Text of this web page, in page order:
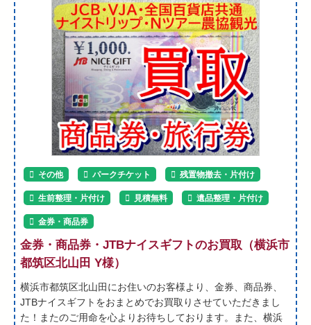
その他 パークチケット 残置物撤去・片付け
生前整理・片付け 見積無料 遺品整理・片付け
金券・商品券
金券・商品券・JTBナイスギフトのお買取（横浜市
都筑区北山田 Y様）
横浜市都筑区北山田にお住いのお客様より、金券、商品券、
JTBナイスギフトをおまとめでお買取りさせていただきまし
た！またのご用命を心よりお待ちしております。また、横浜